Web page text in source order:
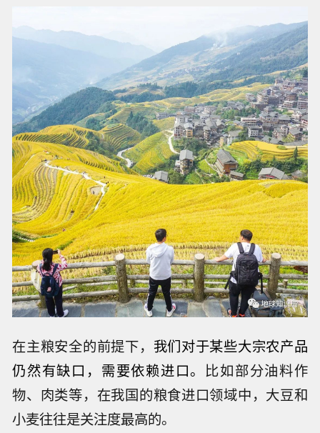
在主粮安全的前提下， 我们对于某些大宗农产品
仍然有缺口，需要依赖进口。 比如部分油料作
物、肉类等，在我国的粮食进口领域中，大豆和
小麦往往是关注度最高的。